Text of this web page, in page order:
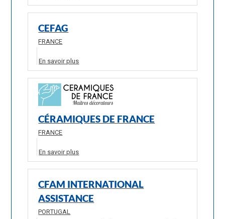
CEFAG
FRANCE
En savoir plus
CÉRAMIQUES DE FRANCE
FRANCE
En savoir plus
CFAM INTERNATIONAL
ASSISTANCE
PORTUGAL